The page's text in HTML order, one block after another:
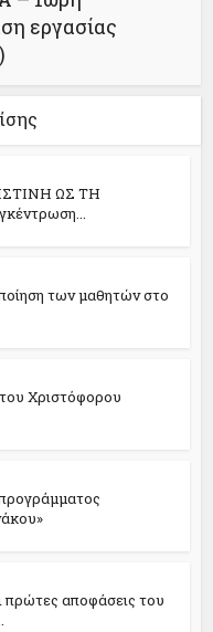
εργασίας
ΩΣ ΤΗ
των μαθητών στο
Χριστόφορου
πρώτες αποφάσεις του